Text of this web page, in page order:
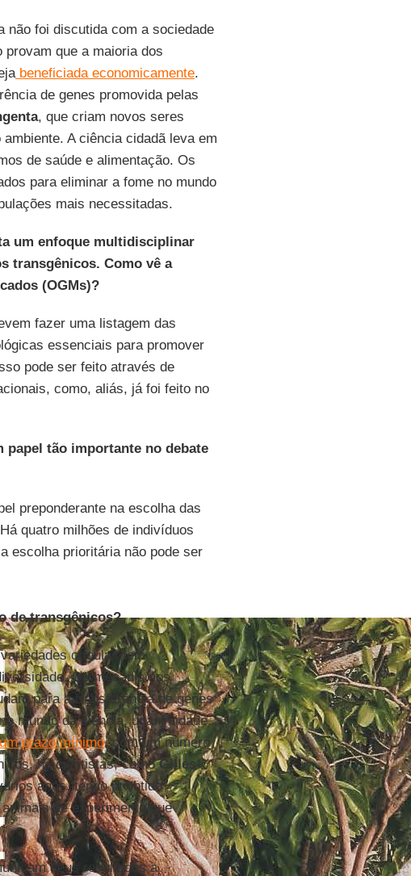
não foi discutida com a sociedade
que a maioria dos
beneficiada economicamente.
de genes promovida pelas
, que criam novos seres
A ciência cidadã leva em
de saúde e alimentação. Os
para eliminar a fome no mundo
mais necessitadas.
um enfoque multidisciplinar
transgênicos. Como vê a
(OGMs)?
fazer uma listagem das
essenciais para promover
pode ser feito através de
como, aliás, já foi feito no
papel tão importante no debate
preponderante na escolha das
quatro milhões de indivíduos
escolha prioritária não pode ser
de transgênicos?
crioulas tem
Os mecanismos
para a transferência de genes
mundo da ciência, unanimidade.
prazo mínimo, com um número
há cientistas, comoGilles-
anos, tendo já obtido
de experimento que
seus resultados a